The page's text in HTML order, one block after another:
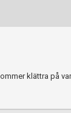
klättra på